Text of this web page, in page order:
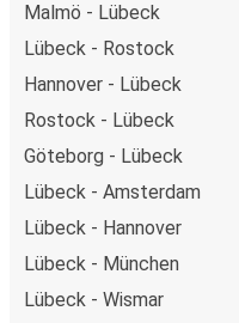
Malmö - Lübeck
Lübeck - Rostock
Hannover - Lübeck
Rostock - Lübeck
Göteborg - Lübeck
Lübeck - Amsterdam
Lübeck - Hannover
Lübeck - München
Lübeck - Wismar